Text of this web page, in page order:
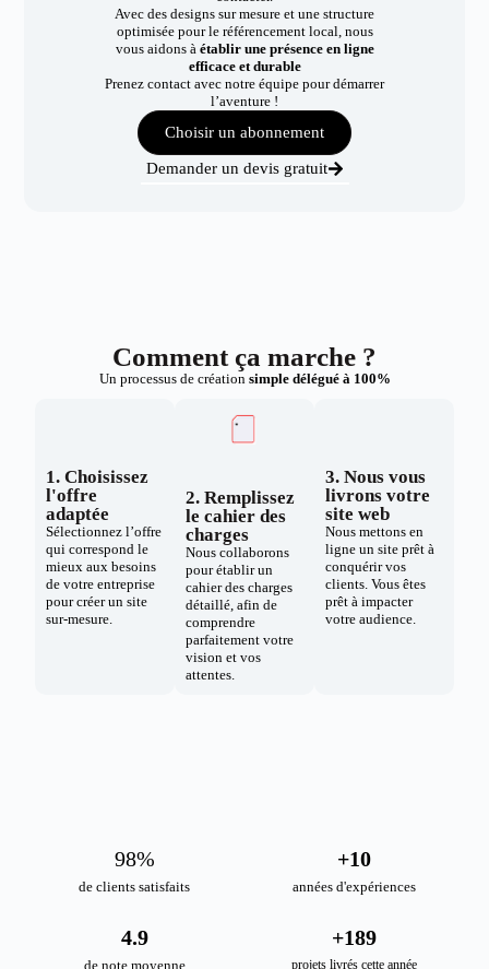
Avec des designs sur mesure et une structure
optimisée pour le référencement local, nous
vous aidons à établir une présence en ligne
efficace et durable
Prenez contact avec notre équipe pour démarrer
l’aventure !
Choisir un abonnement
Demander un devis gratuit
Comment ça marche ?
Un processus de création simple délégué à 100%
1. Choisissez
l'offre
adaptée
Sélectionnez l’offre
qui correspond le
mieux aux besoins
de votre entreprise
pour créer un site
sur-mesure.
2. Remplissez
le cahier des
charges
Nous collaborons
pour établir un
cahier des charges
détaillé, afin de
comprendre
parfaitement votre
vision et vos
attentes.
3. Nous vous
livrons votre
site web
Nous mettons en
ligne un site prêt à
conquérir vos
clients. Vous êtes
prêt à impacter
votre audience.
de clients satisfaits
98%
années d'expériences
+10
de note moyenne
4.9
projets livrés cette année
+189